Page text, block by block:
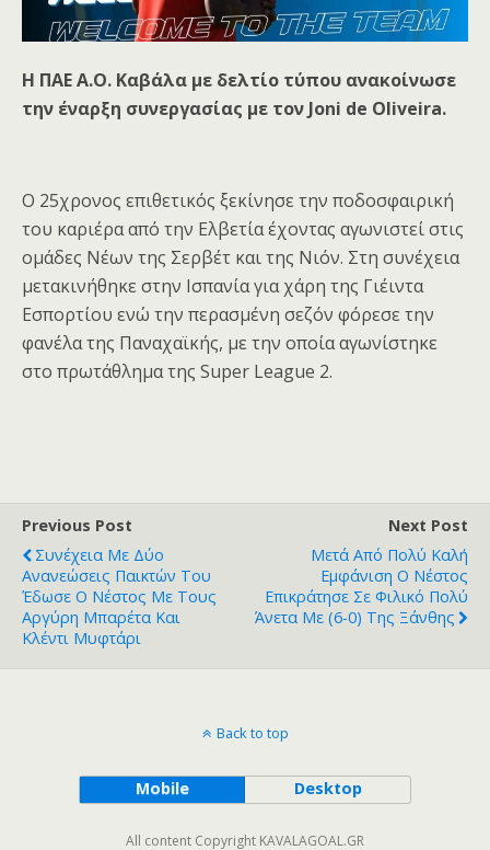
Η ΠΑΕ Α.Ο. Καβάλα με δελτίο τύπου ανακοίνωσε
την έναρξη συνεργασίας με τον Joni de Oliveira.
Ο 25χρονος επιθετικός ξεκίνησε την ποδοσφαιρική
του καριέρα από την Ελβετία έχοντας αγωνιστεί στις
ομάδες Νέων της Σερβέτ και της Νιόν. Στη συνέχεια
μετακινήθηκε στην Ισπανία για χάρη της Γιέιντα
Εσπορτίου ενώ την περασμένη σεζόν φόρεσε την
φανέλα της Παναχαϊκής, με την οποία αγωνίστηκε
στο πρωτάθλημα της Super League 2.
Previous Post
Συνέχεια Με Δύο
Ανανεώσεις Παικτών Του
Έδωσε Ο Νέστος Με Τους
Αργύρη Μπαρέτα Και
Κλέντι Μυφτάρι
Next Post
Μετά Από Πολύ Καλή
Εμφάνιση Ο Νέστος
Επικράτησε Σε Φιλικό Πολύ
Άνετα Με (6-0) Της Ξάνθης
Back to top
Mobile Desktop
All content Copyright KAVALAGOAL.GR